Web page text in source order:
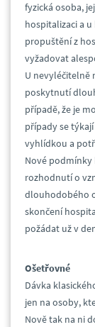
fyzická osoba,
hospitalizaci a
propuštění z
vyžadovat
U nevyléčitelně
poskytnutí
případě, že je
případy se
vyhlídkou a
Nové
rozhodnutí o
dlouhodobého
skončení
požádat už v
Ošetřovné
Dávka
jen na osoby,
Nově tak na ni